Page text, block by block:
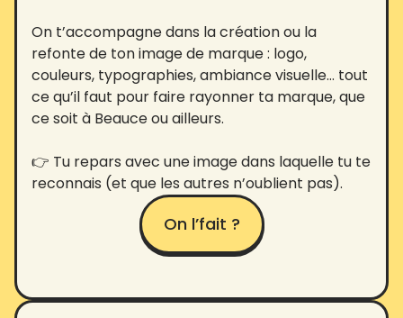
On t’accompagne dans la création ou la
refonte de ton image de marque : logo,
couleurs, typographies, ambiance visuelle… tout
ce qu’il faut pour faire rayonner ta marque, que
ce soit à Beauce ou ailleurs.
👉 Tu repars avec une image dans laquelle tu te
reconnais (et que les autres n’oublient pas).
On l’fait ?